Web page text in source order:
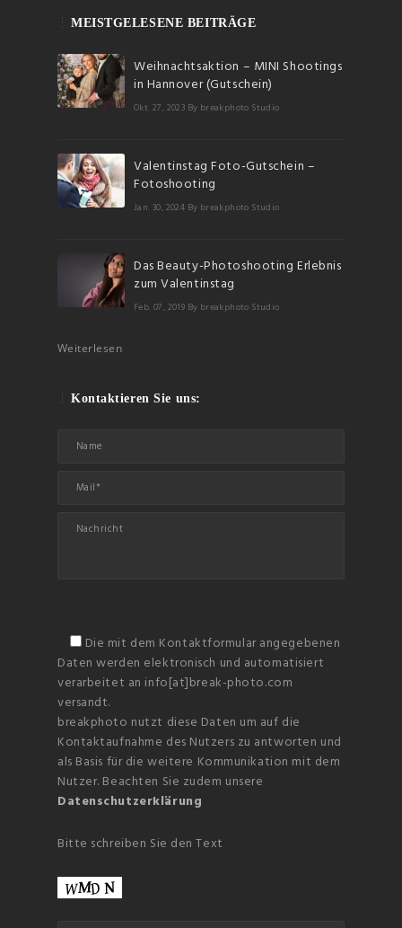
MEISTGELESENE BEITRÄGE
Weihnachtsaktion – MINI Shootings
in Hannover (Gutschein)
Okt. 27, 2023 By breakphoto Studio
Valentinstag Foto-Gutschein –
Fotoshooting
Jan. 30, 2024 By breakphoto Studio
Das Beauty-Photoshooting Erlebnis
zum Valentinstag
Feb. 07, 2019 By breakphoto Studio
Weiterlesen
Kontaktieren Sie uns:
Die mit dem Kontaktformular angegebenen
Daten werden elektronisch und automatisiert
verarbeitet an info[at]break-photo.com
versandt.
breakphoto nutzt diese Daten um auf die
Kontaktaufnahme des Nutzers zu antworten und
als Basis für die weitere Kommunikation mit dem
Nutzer. Beachten Sie zudem unsere
Datenschutzerklärung
Bitte schreiben Sie den Text